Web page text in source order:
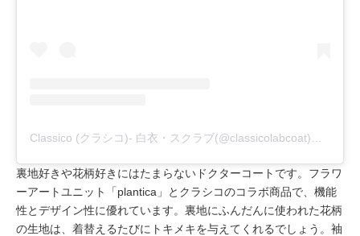
裏地好きや花柄好きにはたまらないドクターコートです。フラワ
ーアートユニット「plantica」とクラシコのコラボ商品で、機能
性とデザイン性に優れています。裏地にふんだんに使われた花柄
の生地は、着替えるたびにトキメキを与えてくれるでしょう。袖